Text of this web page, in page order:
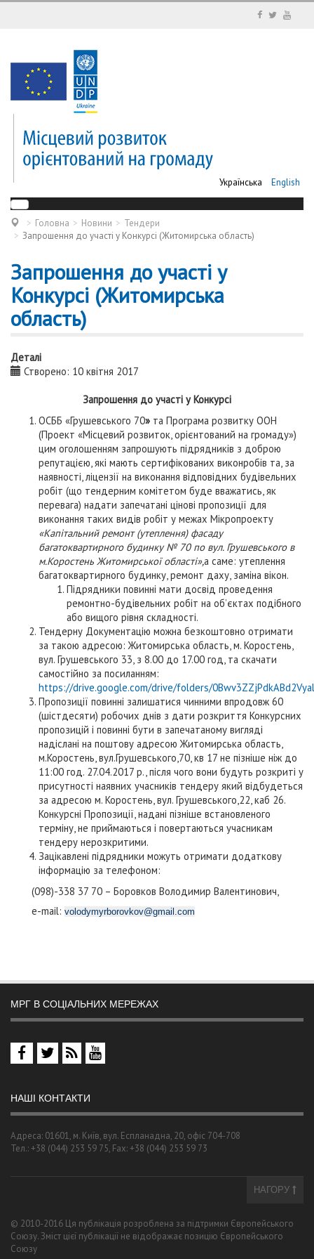
Українська English
Головна Новини
Тендери
Запрошення до участі у Конкурсі (Житомирська область)
Запрошення до участі у
Конкурсі (Житомирська
область)
Деталі
Створено: 10 квітня 2017
Запрошення до участі у Конкурсі
ОСББ «Грушевського 70» та Програма розвитку ООН
(Проект «Місцевий розвиток, орієнтований на громаду»)
цим оголошенням запрошують підрядників з доброю
репутацією, які мають сертифікованих виконробів та, за
наявності, ліцензії на виконання відповідних будівельних
робіт (що тендерним комітетом буде вважатись, як
перевага) надати запечатані цінові пропозиції для
виконання таких видів робіт у межах Мікропроекту
«Капітальний ремонт (утеплення) фасаду
багатоквартирного будинку № 70 по вул. Грушевського в
м.Коростень Житомирської області»,а саме: утеплення
багатоквартирного будинку, ремонт даху, заміна вікон.
Підрядники повинні мати досвід проведення
ремонтно-будівельних робіт на об’єктах подібного
або вищого рівня складності.
Тендерну Документацію можна безкоштовно отримати
за такою адресою: Житомирська область, м. Коростень,
вул. Грушевського 33, з 8.00 до 17.00 год, та скачати
самостійно за посиланням:
https://drive.google.com/drive/folders/
Пропозиції повинні залишатися чинними впродовж 60
(шістдесяти) робочих днів з дати розкриття Конкурсних
пропозицій і повинні бути в запечатаному вигляді
надіслані на поштову адресою Житомирська область,
м.Коростень, вул.Грушевського,70, кв 17 не пізніше ніж до
11:00 год. 27.04.2017 р., після чого вони будуть розкриті у
присутності наявних учасників тендеру який відбудеться
за адресою м. Коростень, вул. Грушевського,22, каб 26.
Конкурсні Пропозиції, надані пізніше встановленого
терміну, не приймаються і повертаються учасникам
тендеру нерозкритими.
Зацікавлені підрядники можуть отримати додаткову
інформацію за телефоном:
(098)-338 37 70 – Боровков Володимир Валентинович,
e-mail: volodymyrborovkov@gmail.com
МРГ В СОЦІАЛЬНИХ МЕРЕЖАХ
НАШІ КОНТАКТИ
Адреса: 01601, м. Київ, вул. Еспланадна, 20, офіс 704-708
Тел.: +38 (044) 253 59 75, Fax: +38 (044) 253 59 73
НАГОРУ
© 2010-2016 Ця публікація розроблена за підтримки Європейського
Союзу. Зміст цієї публікації не відображає позицію Європейського
Союзу